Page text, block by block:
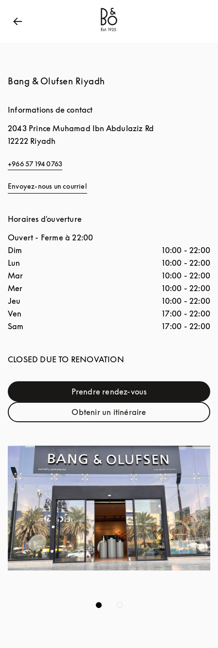
Bang & Olufsen - Exist to Create
Bang & Olufsen Riyadh
Informations de contact
2043 Prince Muhamad Ibn Abdulaziz Rd
12222 Riyadh
+966 57 194 0763
Envoyez-nous un courriel
Horaires d'ouverture
Ouvert - Ferme à 22:00
Jour de la semaine
Dim 10:00 - 22:00
Lun
10:00 - 22:00
Mar
10:00 - 22:00
Mer
10:00 - 22:00
Jeu
10:00 - 22:00
Ven
17:00 - 22:00
Sam
17:00 - 22:00
CLOSED DUE TO RENOVATION
Prendre rendez-vousLink Opens in New Tab
Obtenir un itinéraireLink Opens in New Tab